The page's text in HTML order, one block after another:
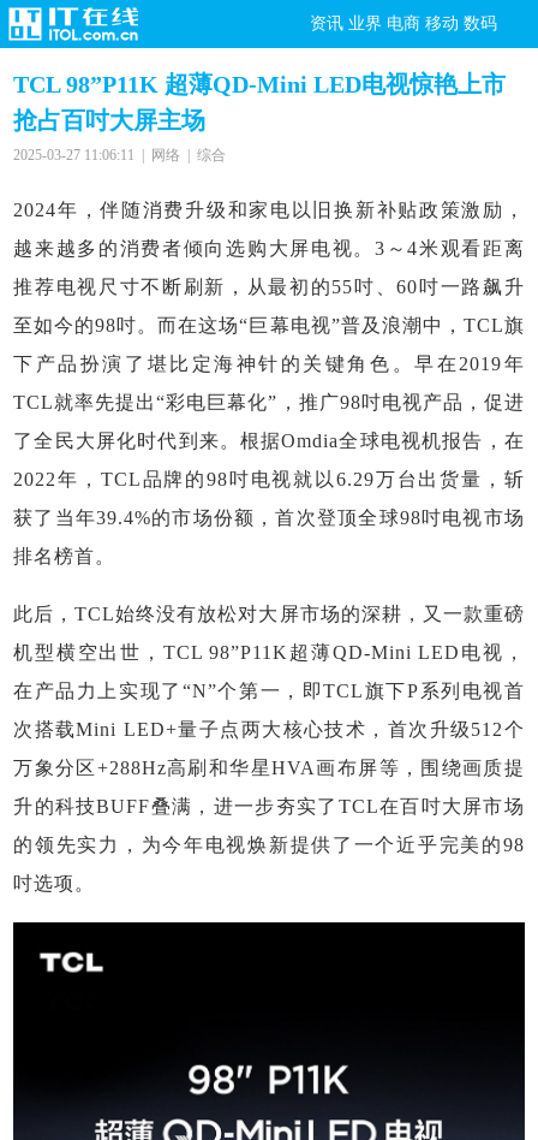
资讯 业界 电商 移动 数码
TCL 98”P11K 超薄QD-Mini LED电视惊艳上市
抢占百吋大屏主场
2025-03-27 11:06:11 | 网络 | 综合
2024年，伴随消费升级和家电以旧换新补贴政策激励，
越来越多的消费者倾向选购大屏电视。3～4米观看距离
推荐电视尺寸不断刷新，从最初的55吋、60吋一路飙升
至如今的98吋。而在这场“巨幕电视”普及浪潮中，TCL旗
下产品扮演了堪比定海神针的关键角色。早在2019年
TCL就率先提出“彩电巨幕化”，推广98吋电视产品，促进
了全民大屏化时代到来。根据Omdia全球电视机报告，在
2022年，TCL品牌的98吋电视就以6.29万台出货量，斩
获了当年39.4%的市场份额，首次登顶全球98吋电视市场
排名榜首。
此后，TCL始终没有放松对大屏市场的深耕，又一款重磅
机型横空出世，TCL 98”P11K超薄QD-Mini LED电视，
在产品力上实现了“N”个第一，即TCL旗下P系列电视首
次搭载Mini LED+量子点两大核心技术，首次升级512个
万象分区+288Hz高刷和华星HVA画布屏等，围绕画质提
升的科技BUFF叠满，进一步夯实了TCL在百吋大屏市场
的领先实力，为今年电视焕新提供了一个近乎完美的98
吋选项。